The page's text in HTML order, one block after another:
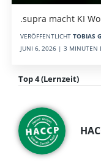
.supra macht KI
VERÖFFENTLICHT TOBIAS
JUNI 6, 2026 | 3 MINUTEN
Top 4 (Lernzeit)